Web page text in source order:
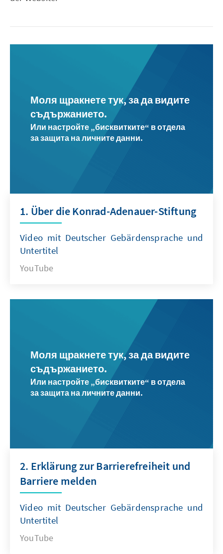
Моля щракнете тук, за да видите
съдържанието.
Или настройте „бисквитките“ в отдела
за защита на личните данни.
1. Über die Konrad-Adenauer-Stiftung
Video mit Deutscher Gebärdensprache und
Untertitel
YouTube
Моля щракнете тук, за да видите
съдържанието.
Или настройте „бисквитките“ в отдела
за защита на личните данни.
2. Erklärung zur Barrierefreiheit und
Barriere melden
Video mit Deutscher Gebärdensprache und
Untertitel
YouTube